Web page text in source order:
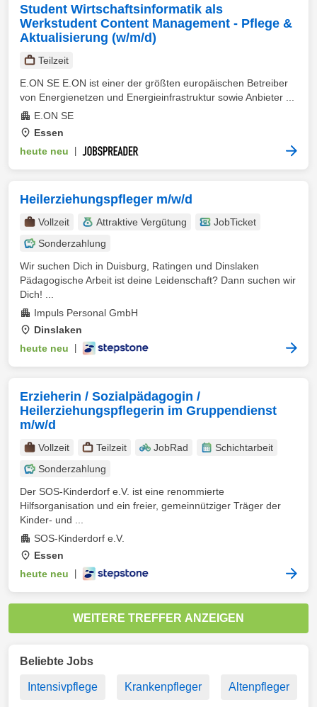
Student Wirtschaftsinformatik als
Werkstudent Content Management - Pflege &
Aktualisierung (w/m/d)
Teilzeit
E.ON SE E.ON ist einer der größten europäischen Betreiber
von Energienetzen und Energieinfrastruktur sowie Anbieter ...
E.ON SE
Essen
heute neu
Heilerziehungspfleger m/w/d
Vollzeit Attraktive Vergütung
JobTicket
Sonderzahlung
Wir suchen Dich in Duisburg, Ratingen und Dinslaken
Pädagogische Arbeit ist deine Leidenschaft? Dann suchen wir
Dich! ...
Impuls Personal GmbH
Dinslaken
heute neu
Erzieherin / Sozialpädagogin /
Heilerziehungspflegerin im Gruppendienst
m/w/d
Vollzeit Teilzeit JobRad
Schichtarbeit
Sonderzahlung
Der SOS-Kinderdorf e.V. ist eine renommierte
Hilfsorganisation und ein freier, gemeinnütziger Träger der
Kinder- und ...
SOS-Kinderdorf e.V.
Essen
heute neu
WEITERE TREFFER ANZEIGEN
Beliebte Jobs
Intensivpflege Krankenpfleger Altenpfleger